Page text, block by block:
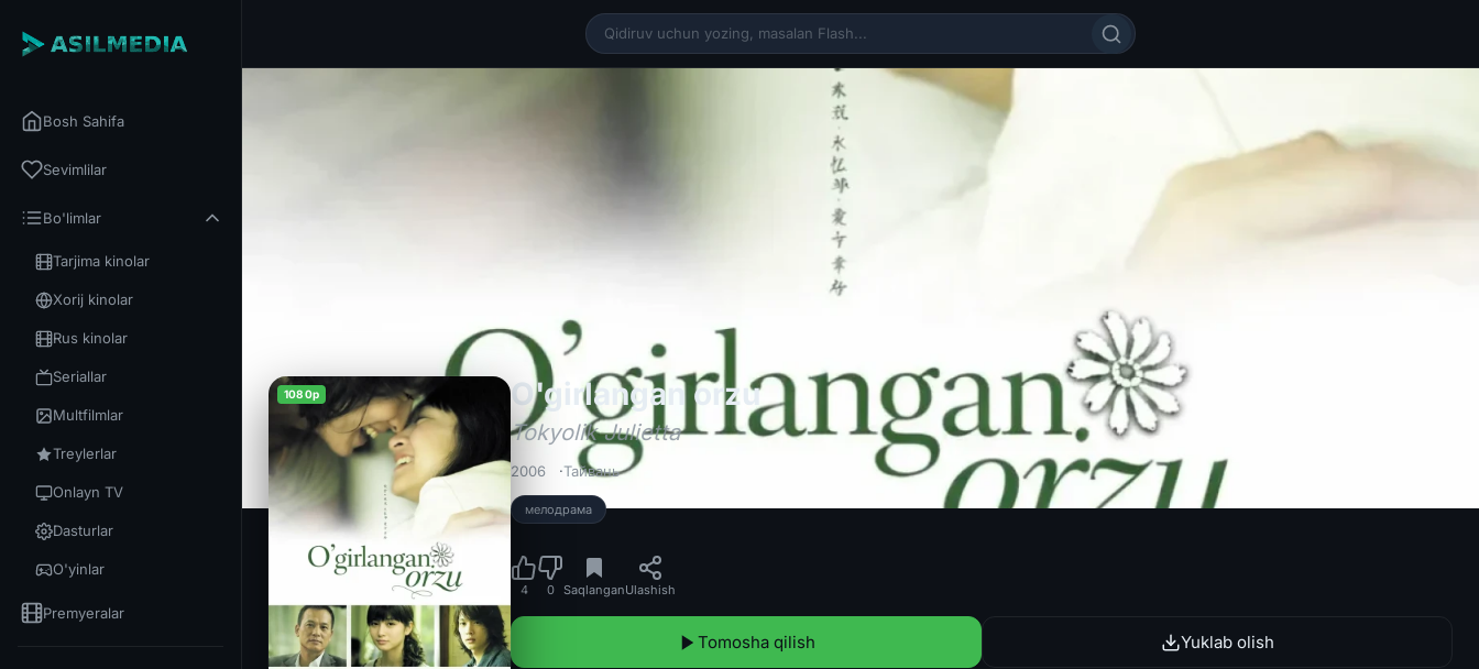
Bosh Sahifa
Sevimlilar
Bo'limlar
Tarjima kinolar
Xorij kinolar
Rus kinolar
Seriallar
Multfilmlar
Treylerlar
Onlayn TV
Dasturlar
O'yinlar
Premyeralar
1080p O'girlangan orzuO'girlangan orzu / Tokyolik Julietta seriali
Tokyolik Julietta
2006 Тайвань
мелодрама
4 0 SaqlanganUlashish
Tomosha qilish Yuklab olish